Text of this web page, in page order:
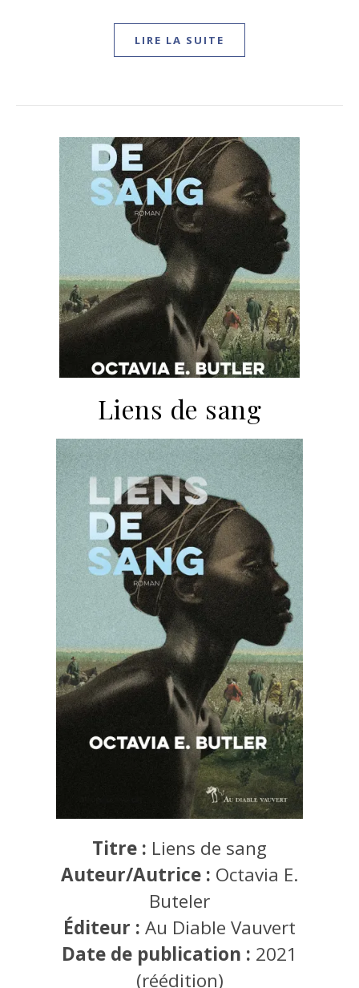
LIRE LA SUITE
Liens de sang
Titre : Liens de sang
Auteur/Autrice : Octavia E.
Buteler
Éditeur : Au Diable Vauvert
Date de publication : 2021
(réédition)